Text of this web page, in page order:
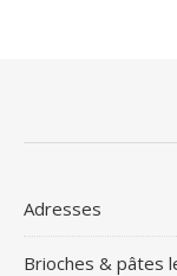
Adresses
Brioches & pâtes